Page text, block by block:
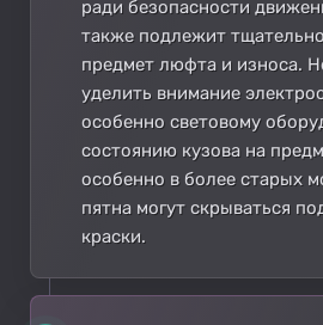
ради безопасности
также подлежит
предмет люфта и износа.
уделить внимание
особенно световому
состоянию кузова на
особенно в более старых
пятна могут скрываться
краски.